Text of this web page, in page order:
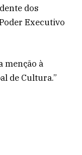
dos
Executivo
menção à
de Cultura.”